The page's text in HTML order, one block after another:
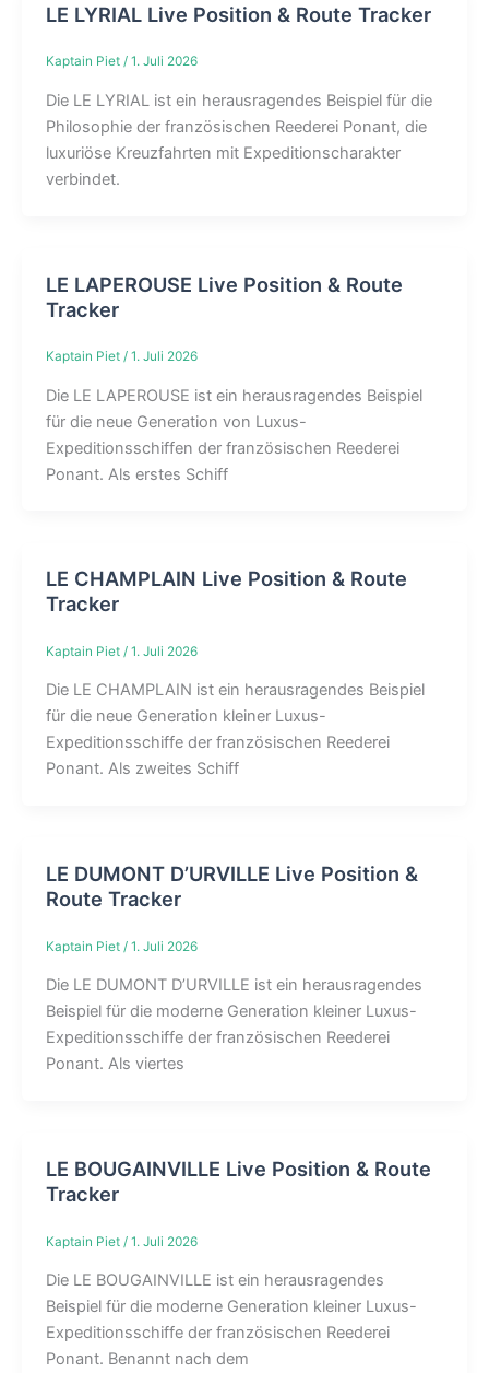
LE LYRIAL Live Position & Route Tracker
Kaptain Piet / 1. Juli 2026
Die LE LYRIAL ist ein herausragendes Beispiel für die
Philosophie der französischen Reederei Ponant, die
luxuriöse Kreuzfahrten mit Expeditionscharakter
verbindet.
LE LAPEROUSE Live Position & Route
Tracker
Kaptain Piet / 1. Juli 2026
Die LE LAPEROUSE ist ein herausragendes Beispiel
für die neue Generation von Luxus-
Expeditionsschiffen der französischen Reederei
Ponant. Als erstes Schiff
LE CHAMPLAIN Live Position & Route
Tracker
Kaptain Piet / 1. Juli 2026
Die LE CHAMPLAIN ist ein herausragendes Beispiel
für die neue Generation kleiner Luxus-
Expeditionsschiffe der französischen Reederei
Ponant. Als zweites Schiff
LE DUMONT D’URVILLE Live Position &
Route Tracker
Kaptain Piet / 1. Juli 2026
Die LE DUMONT D’URVILLE ist ein herausragendes
Beispiel für die moderne Generation kleiner Luxus-
Expeditionsschiffe der französischen Reederei
Ponant. Als viertes
LE BOUGAINVILLE Live Position & Route
Tracker
Kaptain Piet / 1. Juli 2026
Die LE BOUGAINVILLE ist ein herausragendes
Beispiel für die moderne Generation kleiner Luxus-
Expeditionsschiffe der französischen Reederei
Ponant. Benannt nach dem